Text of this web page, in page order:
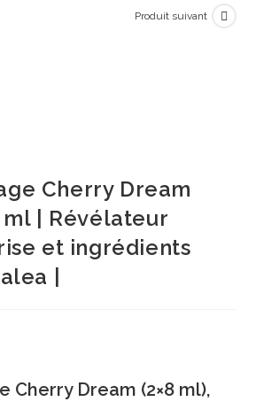
Produit suivant
Cherry Dream
ml | Révélateur
et ingrédients
|
Cherry Dream (2×8 ml),